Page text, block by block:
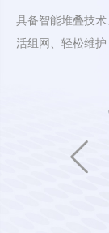
具备智能堆叠技
活组网、轻松维护